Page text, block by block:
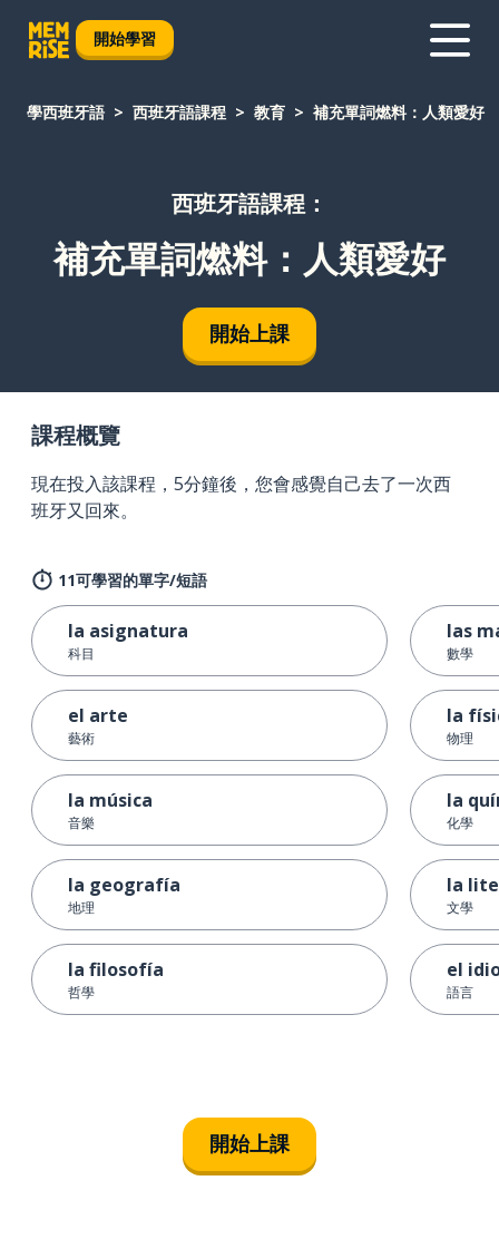
開始學習
學西班牙語 西班牙語課程 教育 補充單詞燃料：人類愛好
西班牙語課程：
補充單詞燃料：人類愛好
開始上課
課程概覽
現在投入該課程，5分鐘後，您會感覺自己去了一次西
班牙又回來。
11可學習的單字/短語
la asignatura
科目
el arte
藝術
la música
音樂
la geografía
地理
la filosofía
哲學
las
數學
la
物理
la
化學
la
文學
el
語言
開始上課